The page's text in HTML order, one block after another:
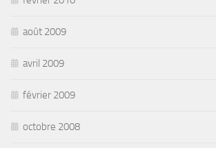
août 2009
avril 2009
février 2009
octobre 2008